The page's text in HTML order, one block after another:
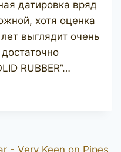
датировка вряд
хотя оценка
выглядит очень
RUBBER”…
- Very Keen on Pipes